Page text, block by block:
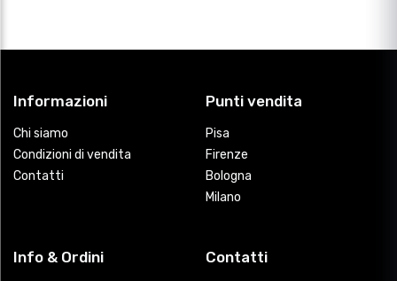
Informazioni
Chi siamo
Condizioni di vendita
Contatti
Punti vendita
Pisa
Firenze
Bologna
Milano
Info & Ordini Contatti